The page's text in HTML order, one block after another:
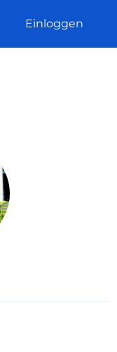
Einloggen